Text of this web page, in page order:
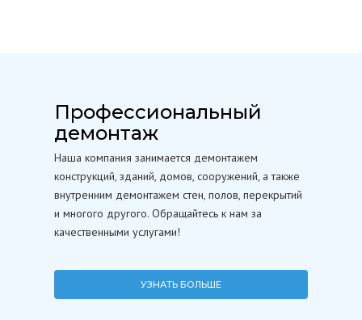
Профессиональный
демонтаж
Наша компания занимается демонтажем
конструкций, зданий, домов, сооружений, а также
внутренним демонтажем стен, полов, перекрытий
и многого другого. Обращайтесь к нам за
качественными услугами!
УЗНАТЬ БОЛЬШЕ